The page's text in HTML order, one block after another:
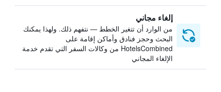
إلغاء مجاني
من الوارد أن تتغير الخطط — نتفهم ذلك. ولهذا يمكنك
البحث وحجز فنادق وأماكن إقامة على
HotelsCombined من وكالات السفر التي تقدم خدمة
الإلغاء المجاني